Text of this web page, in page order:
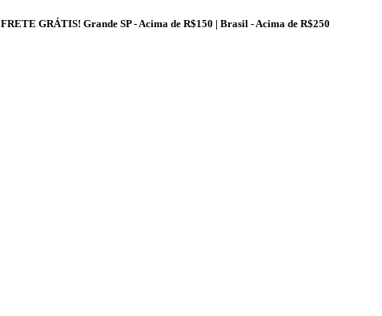
FRETE GRÁTIS! Grande SP - Acima de R$150 | Brasil - Acima de R$250